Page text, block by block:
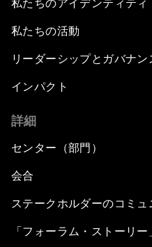
私たちのアイデンティティ
私たちの活動
リーダーシップとガバナン
インパクト
詳細
センター（部門）
会合
ステークホルダーのコミュ
「フォーラム・ストーリー